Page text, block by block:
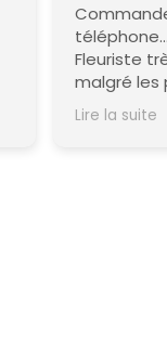
Fleuriste très à l écoute
malgré les
Merci ,à
Lire la suite